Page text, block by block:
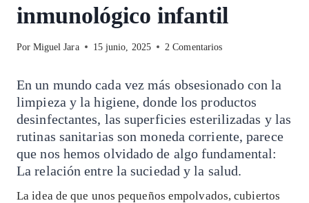
inmunológico infantil
Por Miguel Jara 15 junio, 2025 2 Comentarios
En un mundo cada vez más obsesionado con la
limpieza y la higiene, donde los productos
desinfectantes, las superficies esterilizadas y las
rutinas sanitarias son moneda corriente, parece
que nos hemos olvidado de algo fundamental:
La relación entre la suciedad y la salud.
La idea de que unos pequeños empolvados, cubiertos